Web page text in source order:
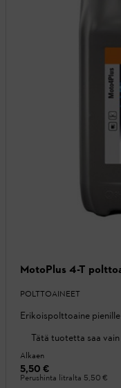
MotoPlus 4-T
POLTTOAINEET
Erikoispolttoaine
Tätä tuotetta saa
Alkaen
5,50 €
Perushinta litralta 5,50 €